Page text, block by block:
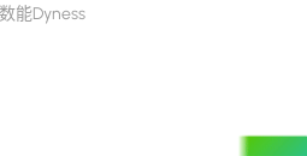
能Dyness